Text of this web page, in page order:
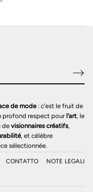
de mode: c’est le fruit de
profond respect pourl’art, le
de visionnaires créatifs,
, et célèbre
sélectionnée.
CONTATTO NOTE LEGALI